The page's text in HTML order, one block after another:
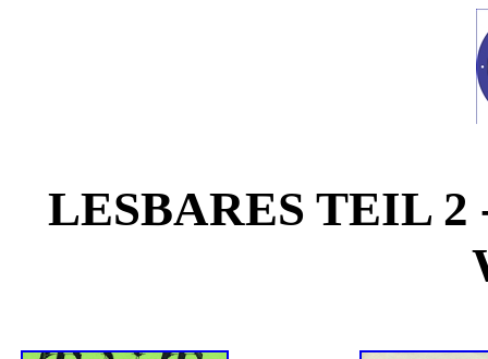
LESBARES TEIL 2